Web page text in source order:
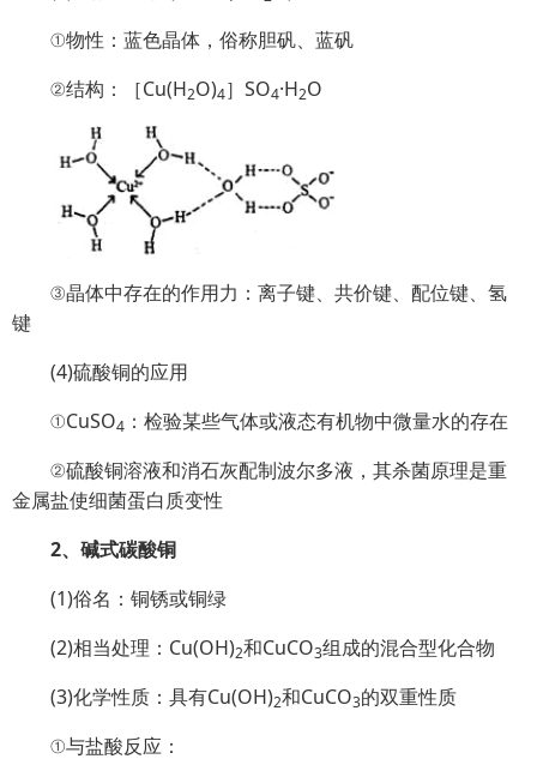
①物性：蓝色晶体，俗称胆矾、蓝矾
②结构：［Cu(H2O)4］SO4·H2O
③晶体中存在的作用力：离子键、共价键、配位键、氢
键
(4)硫酸铜的应用
①CuSO4 ：检验某些气体或液态有机物中微量水的存在
②硫酸铜溶液和消石灰配制波尔多液，其杀菌原理是重
金属盐使细菌蛋白质变性
2、碱式碳酸铜
(1)俗名：铜锈或铜绿
(2)相当处理：Cu(OH)2和CuCO3组成的混合型化合物
(3)化学性质：具有Cu(OH)2和CuCO3的双重性质
①与盐酸反应：